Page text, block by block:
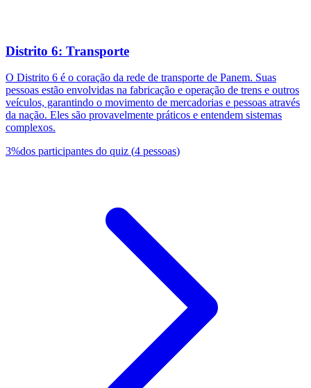
Distrito 6: Transporte
O Distrito 6 é o coração da rede de transporte de Panem. Suas
pessoas estão envolvidas na fabricação e operação de trens e outros
veículos, garantindo o movimento de mercadorias e pessoas através
da nação. Eles são provavelmente práticos e entendem sistemas
complexos.
3%dos participantes do quiz (4 pessoas)